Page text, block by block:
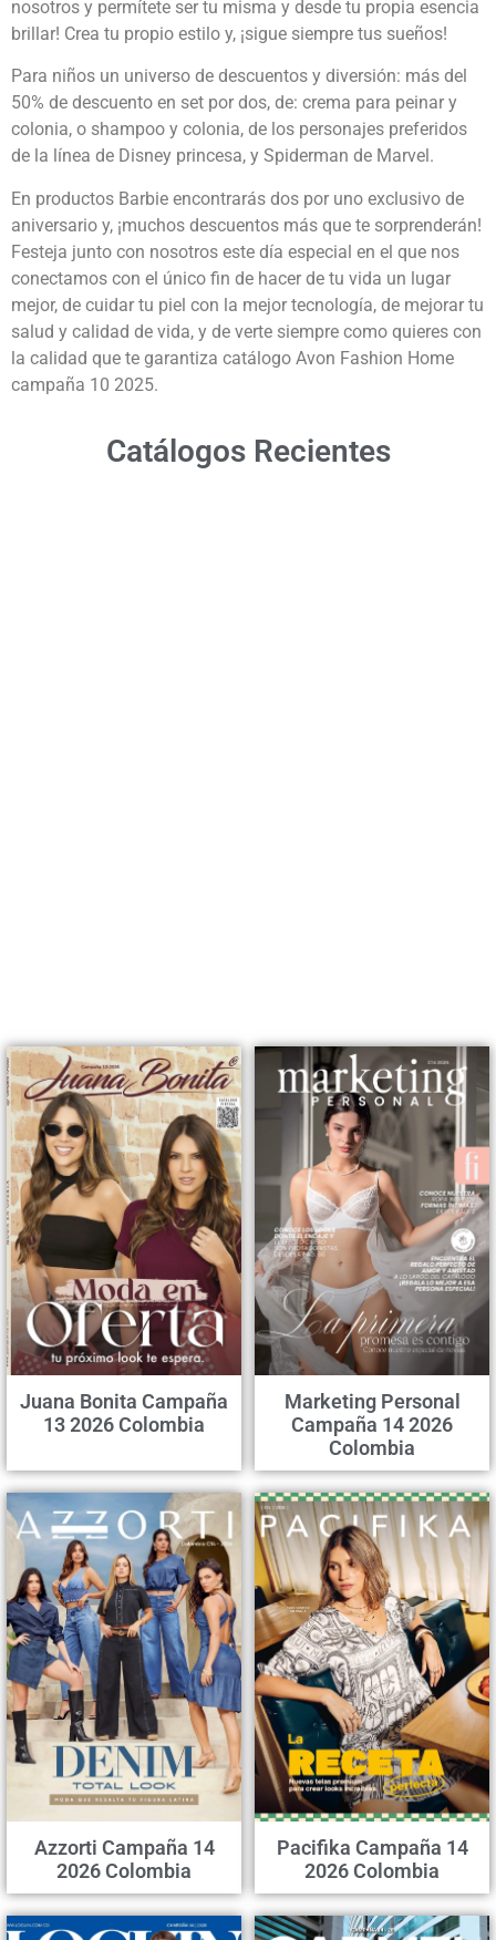
nosotros y permítete ser tu misma y desde tu propia esencia
brillar! Crea tu propio estilo y, ¡sigue siempre tus sueños!
Para niños un universo de descuentos y diversión: más del
50% de descuento en set por dos, de: crema para peinar y
colonia, o shampoo y colonia, de los personajes preferidos
de la línea de Disney princesa, y Spiderman de Marvel.
En productos Barbie encontrarás dos por uno exclusivo de
aniversario y, ¡muchos descuentos más que te sorprenderán!
Festeja junto con nosotros este día especial en el que nos
conectamos con el único fin de hacer de tu vida un lugar
mejor, de cuidar tu piel con la mejor tecnología, de mejorar tu
salud y calidad de vida, y de verte siempre como quieres con
la calidad que te garantiza catálogo Avon Fashion Home
campaña 10 2025.
Catálogos Recientes
Juana Bonita Campaña
13 2026 Colombia
Marketing Personal
Campaña 14 2026
Colombia
Azzorti Campaña 14
2026 Colombia
Pacifika Campaña 14
2026 Colombia